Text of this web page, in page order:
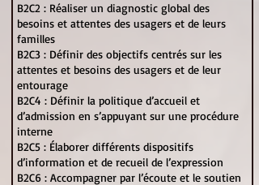
B2C2 : Réaliser un diagnostic global des
besoins et attentes des usagers et de leurs
familles
B2C3 : Définir des objectifs centrés sur les
attentes et besoins des usagers et de leur
entourage
B2C4 : Définir la politique d’accueil et
d’admission en s’appuyant sur une procédure
interne
B2C5 : Élaborer différents dispositifs
d’information et de recueil de l’expression
B2C6 : Accompagner par l’écoute et le soutien